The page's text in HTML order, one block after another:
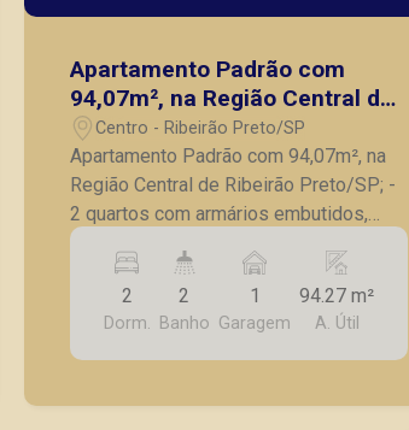
Apartamento Padrão com
94,07m², na Região Central de
Ribeirão Preto/SP;
Centro - Ribeirão Preto/SP
Apartamento Padrão com 94,07m², na
Região Central de Ribeirão Preto/SP; -
2 quartos com armários embutidos,
com ar condicionado; - Sala para 2
ambientes; - Banheiro social; -
Dormitório de serviço; - Cozinha
planejada; - Lavanderia; - 1 vaga de
garagem. A Piramid tem como objetivo
2
Dorm.
2
Banho
1
Garagem
94.27 m²
A. Útil